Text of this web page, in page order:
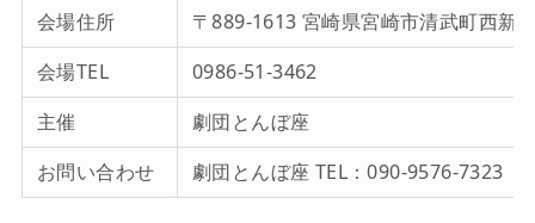
会場住所
〒889-1613 宮崎県宮崎市清武町西新
会場TEL
0986-51-3462
主催
劇団とんぼ座
お問い合わせ
劇団とんぼ座 TEL：090-9576-7323